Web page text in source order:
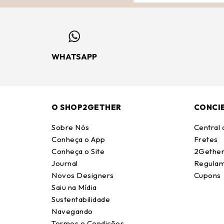
WHATSAPP
O SHOP2GETHER
Sobre Nós
Conheça o App
Conheça o Site
Journal
Novos Designers
Saiu na Mídia
Sustentabilidade
Navegando
Central
Fretes
Cupons